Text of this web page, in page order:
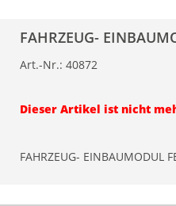
FAHRZEUG-
Art.-Nr.: 40872
Dieser Artikel ist nicht
FAHRZEUG- EINBAUMODUL